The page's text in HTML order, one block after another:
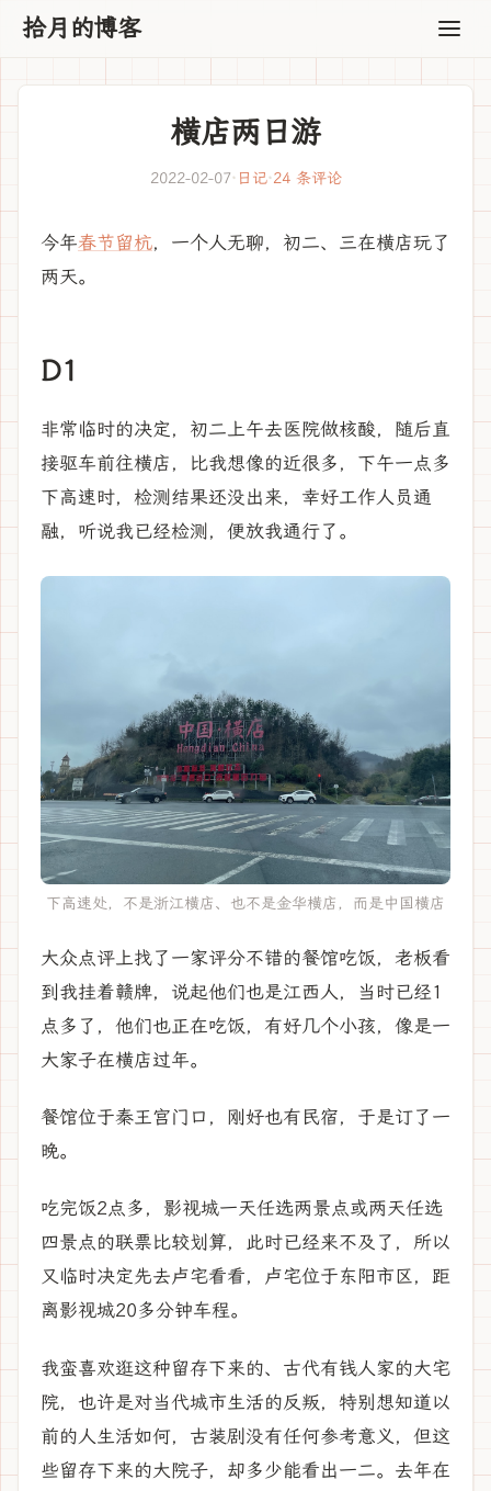
拾月的博客
横店两日游
2022-02-07· 日记·24 条评论
今年春节留杭，一个人无聊，初二、三在横店玩了
两天。
D1
非常临时的决定，初二上午去医院做核酸，随后直
接驱车前往横店，比我想像的近很多，下午一点多
下高速时，检测结果还没出来，幸好工作人员通
融，听说我已经检测，便放我通行了。
下高速处，不是浙江横店、也不是金华横店，而是中国横店
大众点评上找了一家评分不错的餐馆吃饭，老板看
到我挂着赣牌，说起他们也是江西人，当时已经1
点多了，他们也正在吃饭，有好几个小孩，像是一
大家子在横店过年。
餐馆位于秦王宫门口，刚好也有民宿，于是订了一
晚。
吃完饭2点多，影视城一天任选两景点或两天任选
四景点的联票比较划算，此时已经来不及了，所以
又临时决定先去卢宅看看，卢宅位于东阳市区，距
离影视城20多分钟车程。
我蛮喜欢逛这种留存下来的、古代有钱人家的大宅
院，也许是对当代城市生活的反叛，特别想知道以
前的人生活如何，古装剧没有任何参考意义，但这
些留存下来的大院子，却多少能看出一二。去年在